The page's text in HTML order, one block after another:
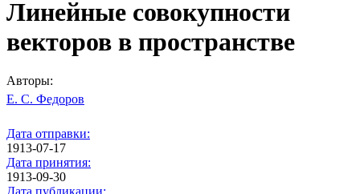
Линейные совокупности
векторов в пространстве
Авторы:
Е. С. Федоров
Дата отправки:
1913-07-17
Дата принятия:
1913-09-30